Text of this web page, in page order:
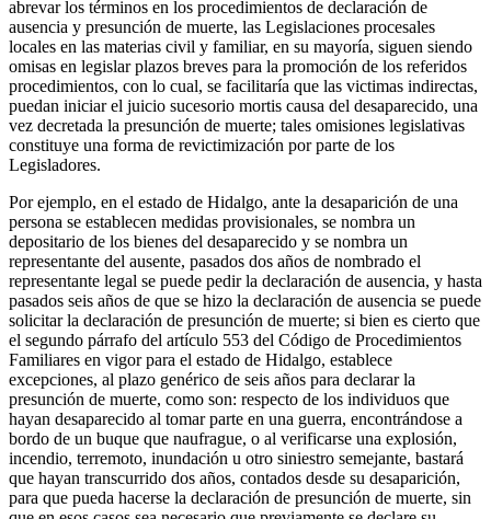
Telegram
abrevar los términos en los procedimientos de declaración de
ausencia y presunción de muerte, las Legislaciones procesales
locales en las materias civil y familiar, en su mayoría, siguen siendo
omisas en legislar plazos breves para la promoción de los referidos
procedimientos, con lo cual, se facilitaría que las victimas indirectas,
puedan iniciar el juicio sucesorio mortis causa del desaparecido, una
vez decretada la presunción de muerte; tales omisiones legislativas
constituye una forma de revictimización por parte de los
Legisladores.
Por ejemplo, en el estado de Hidalgo, ante la desaparición de una
persona se establecen medidas provisionales, se nombra un
depositario de los bienes del desaparecido y se nombra un
representante del ausente, pasados dos años de nombrado el
representante legal se puede pedir la declaración de ausencia, y hasta
pasados seis años de que se hizo la declaración de ausencia se puede
solicitar la declaración de presunción de muerte; si bien es cierto que
el segundo párrafo del artículo 553 del Código de Procedimientos
Familiares en vigor para el estado de Hidalgo, establece
excepciones, al plazo genérico de seis años para declarar la
presunción de muerte, como son: respecto de los individuos que
hayan desaparecido al tomar parte en una guerra, encontrándose a
bordo de un buque que naufrague, o al verificarse una explosión,
incendio, terremoto, inundación u otro siniestro semejante, bastará
que hayan transcurrido dos años, contados desde su desaparición,
para que pueda hacerse la declaración de presunción de muerte, sin